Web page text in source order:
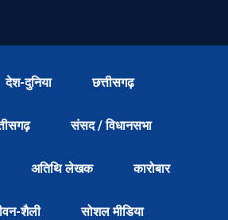
देश-दुनिया छत्तीसगढ़
संसद / विधानसभा
अतिथि लेखक कारोबार
शैली सोशल मीडिया